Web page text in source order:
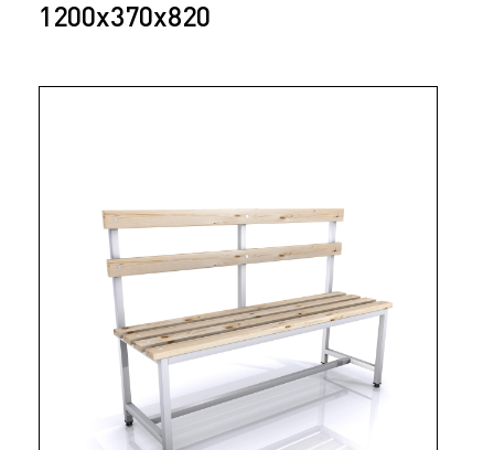
1200х370х820